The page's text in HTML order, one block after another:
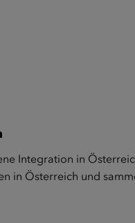
Integration in
in Österreich und